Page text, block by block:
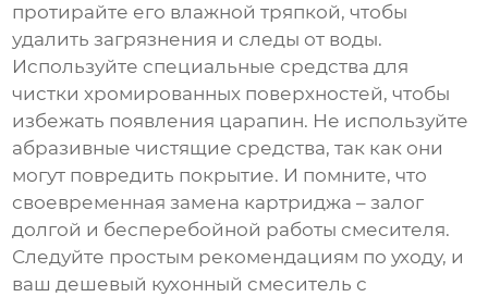
протирайте его влажной тряпкой, чтобы
удалить загрязнения и следы от воды.
Используйте специальные средства для
чистки хромированных поверхностей, чтобы
избежать появления царапин. Не используйте
абразивные чистящие средства, так как они
могут повредить покрытие. И помните, что
своевременная замена картриджа – залог
долгой и бесперебойной работы смесителя.
Следуйте простым рекомендациям по уходу, и
вашдешевый кухонный смеситель с